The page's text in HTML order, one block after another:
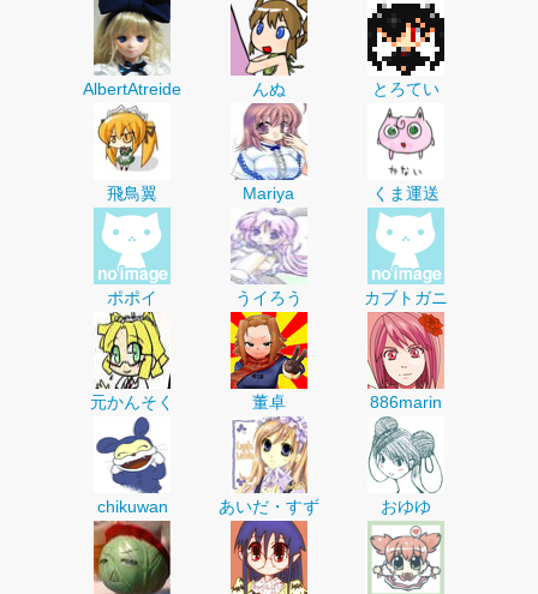
AlbertAtreide んぬ とろてい
飛鳥翼 Mariya くま運送
ポポイ うイろう カブトガニ
元かんそく 董卓 886marin
chikuwan あいだ・すず おゆゆ